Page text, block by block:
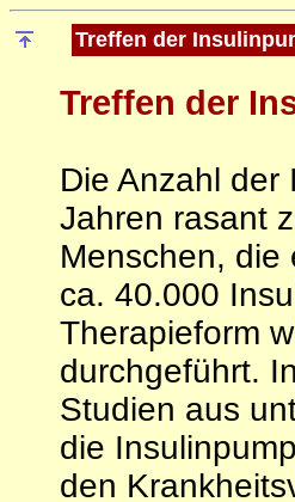
Treffen der
Treffen der
Die Anzahl
Jahren rasant
Menschen, die
ca. 40.000
Therapieform
durchgeführt.
Studien aus
die
den